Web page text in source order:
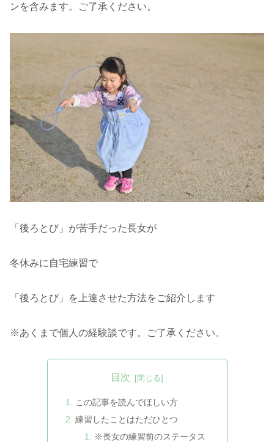
ンを含みます。ご了承ください。
「後ろとび」が苦手だった長女が
冬休みに自宅練習で
「後ろとび」を上達させた方法をご紹介します
※あくまで個人の経験談です。ご了承ください。
目次
この記事を読んでほしい方
練習したことはただひとつ
※長女の練習前のステータス